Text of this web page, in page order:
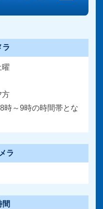
ラ
曜
方
～9時の時間帯とな
ラ
間